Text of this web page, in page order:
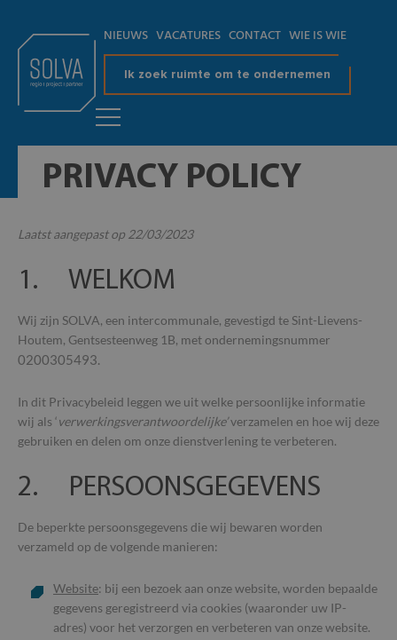
NIEUWS VACATURES CONTACT WIE IS WIE
Ik zoek ruimte om te ondernemen
PRIVACY POLICY
Laatst aangepast op 22/03/2023
1. WELKOM
Wij zijn SOLVA, een intercommunale, gevestigd te Sint-Lievens-
Houtem, Gentsesteenweg 1B, met ondernemingsnummer
0200305493.
In dit Privacybeleid leggen we uit welke persoonlijke informatie
wij als ‘verwerkingsverantwoordelijke’verzamelen en hoe wij deze
gebruiken en delen om onze dienstverlening te verbeteren.
2. PERSOONSGEGEVENS
De beperkte persoonsgegevens die wij bewaren worden
verzameld op de volgende manieren:
Website: bij een bezoek aan onze website, worden bepaalde
gegevens geregistreerd via cookies (waaronder uw IP-
adres) voor het verzorgen en verbeteren van onze website.